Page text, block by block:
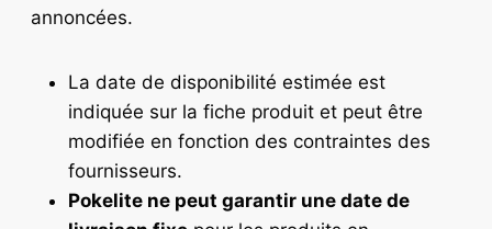
annoncées.
La date de disponibilité estimée est
indiquée sur la fiche produit et peut être
modifiée en fonction des contraintes des
fournisseurs.
Pokelite ne peut garantir une date de